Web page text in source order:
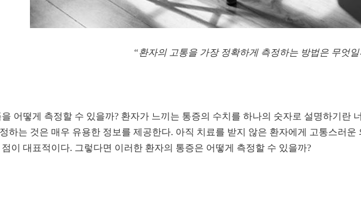
“환자의 고통을 가장 정확하게 측정하는 방법은 무엇일
어떻게 측정할 수 있을까? 환자가 느끼는 통증의 수치를 하나의 숫자로 설명하기란
하는 것은 매우 유용한 정보를 제공한다. 아직 치료를 받지 않은 환자에게 고통스러
이 대표적이다. 그렇다면 이러한 환자의 통증은 어떻게 측정할 수 있을까?